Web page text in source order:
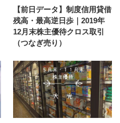
【前日データ】制度信用貸借
残高・最高逆日歩｜2019年
12月末株主優待クロス取引
（つなぎ売り）